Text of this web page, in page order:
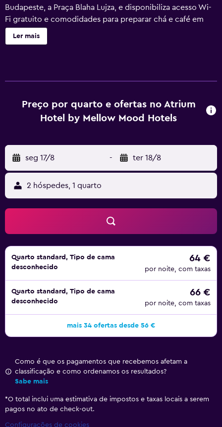
Budapeste, a Praça Blaha Lujza, e disponibiliza acesso Wi-
Fi gratuito e comodidades para preparar chá e café em
todos os quartos. Todas as atracções históricas e áreas de
comércio principais são facilmente acessíveis a pé ou em
Hotels é totalmente para não fumadores e os quartos
estão equipados com ar condicionado regulável e janelas
Ler mais
Preço por quarto e ofertas no Atrium
Hotel by Mellow Mood Hotels
seg 17/8 - ter 18/8
2 hóspedes, 1 quarto
Quarto standard, Tipo de cama
desconhecido
64 €
por noite, com taxas
Quarto standard, Tipo de cama
desconhecido
66 €
por noite, com taxas
mais 34 ofertas desde 56 €
Como é que os pagamentos que recebemos afetam a
classificação e como ordenamos os resultados?
Sabe mais
*O total inclui uma estimativa de impostos e taxas locais a serem
pagos no ato de check-out.
Configurações de cookies